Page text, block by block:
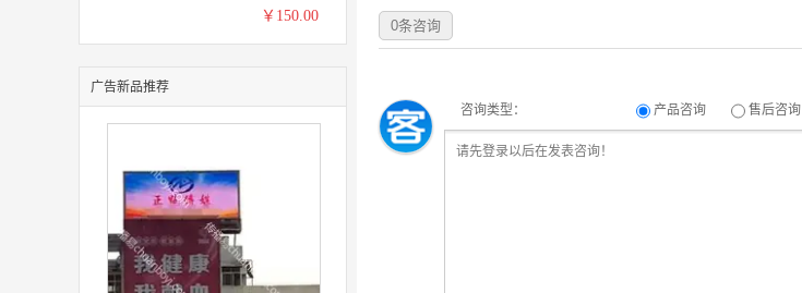
￥150.00
广告新品推荐
0条咨询
咨询类型： 产品咨询 售后咨询